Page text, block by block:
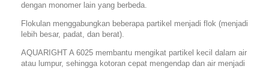
dengan monomer lain yang berbeda.
Flokulan menggabungkan beberapa partikel menjadi flok (menjadi
lebih besar, padat, dan berat).
AQUARIGHT A 6025 membantu mengikat partikel kecil dalam air
atau lumpur, sehingga kotoran cepat mengendap dan air menjadi